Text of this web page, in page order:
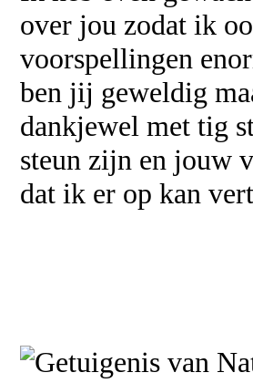
over jou zodat ik
voorspellingen
ben jij geweldig
dankjewel met tig
steun zijn en jouw
dat ik er op kan